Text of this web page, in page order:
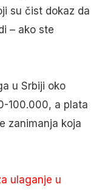
su čist dokaz da
– ako ste
u Srbiji oko
100.000, a plata
zanimanja koja
ulaganje u